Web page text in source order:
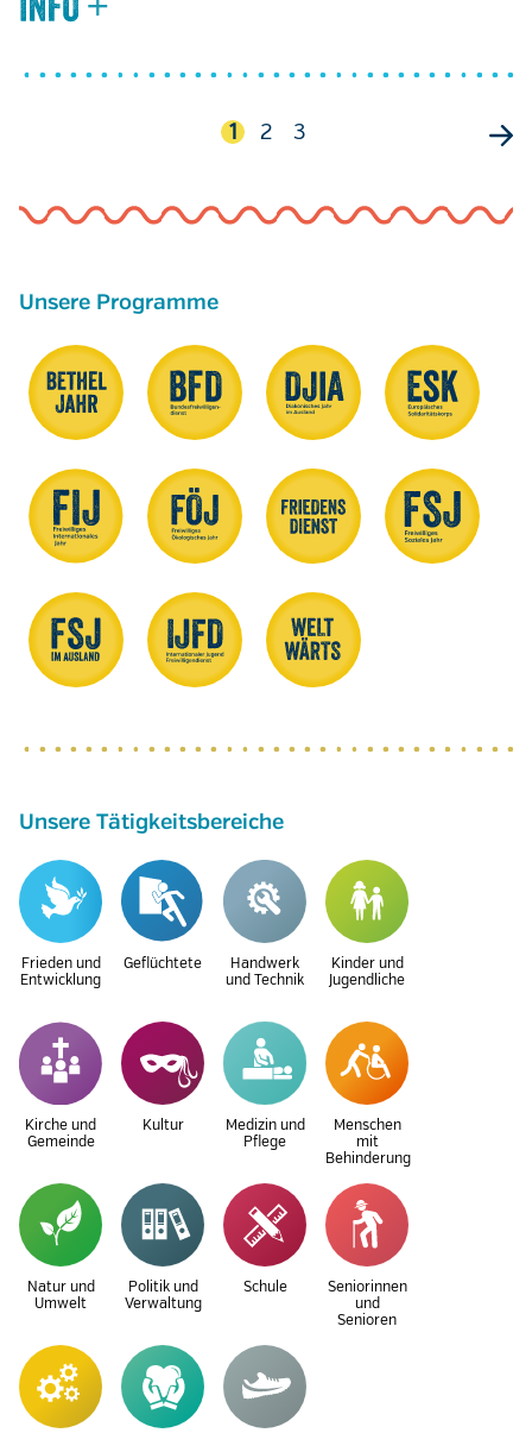
Aktuelle
1 Seite
2 Seite
3
Unsere Programme
Unsere Tätigkeitsbereiche
Frieden und
Entwicklung
Geflüchtete
Handwerk
und Technik
Kinder und
Jugendliche
Kirche und
Gemeinde
Kultur
Medizin und
Pflege
Menschen
mit
Behinderung
Natur und
Umwelt
Politik und
Verwaltung
Schule
Seniorinnen
und
Senioren